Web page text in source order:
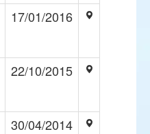
17/01/2016
22/10/2015
30/04/2014